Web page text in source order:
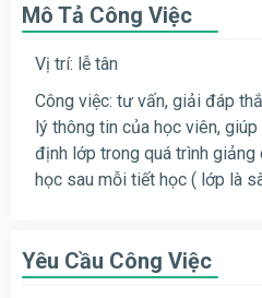
Mô Tả Công Việc
Vị trí: lễ tân
Công việc: tư vấn, giải đáp
lý thông tin của học viên,
định lớp trong quá trình
học sau mỗi tiết học ( lớp là
Yêu Cầu Công Việc